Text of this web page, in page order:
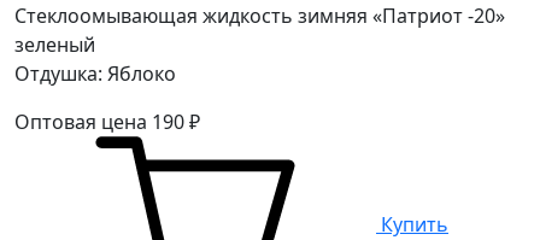
Стеклоомывающая жидкость зимняя «Патриот -20»
зеленый
Отдушка: Яблоко
Оптовая цена 190₽
Купить